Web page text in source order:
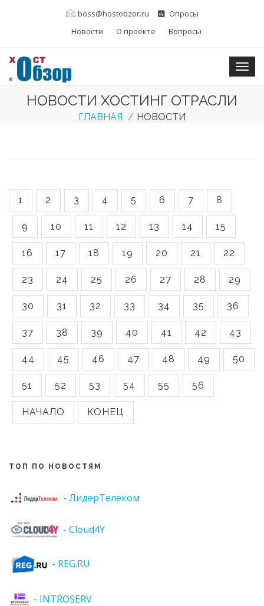
boss@hostobzor.ru
Опросы
Новости
О проекте Вопросы
НОВОСТИ ХОСТИНГ ОТРАСЛИ
ГЛАВНАЯ НОВОСТИ
1 2 3 4 5 6 7 8
9 10 11 12 13 14 15
16 17 18 19 20 21 22
23 24 25 26 27 28 29
30 31 32 33 34 35 36
37 38 39 40 41 42 43
44 45 46 47 48 49 50
51 52 53 54 55 56
НАЧАЛО КОНЕЦ
ТОП ПО НОВОСТЯМ
- ЛидерТелеком
- Cloud4Y
- REG.RU
- INTROSERV